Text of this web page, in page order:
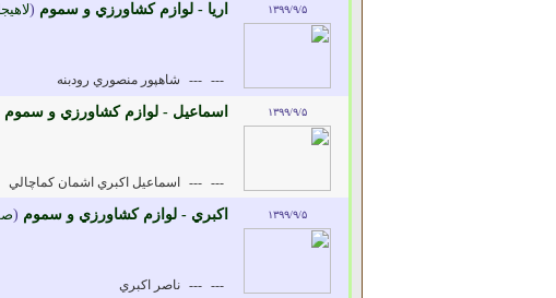
۱۳۹۹/۹/۵ اريا - لوازم کشاورزي و سموم (
---
--- شاهپور منصوري رودبنه
۱۳۹۹/۹/۵ اسماعيل - لوازم کشاورزي و سموم
---
--- اسماعيل اکبري اشمان کماچالي
۱۳۹۹/۹/۵ اکبري - لوازم کشاورزي و سموم (
---
--- ناصر اکبري